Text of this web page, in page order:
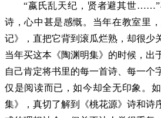
“嬴氏乱天纪，贤者避其世
诗，心中甚是感慨。当年在教室里
记》，直把它背到滚瓜烂熟，却很少
当年买这本《陶渊明集》的时候，出
自己肯定将书里的每一首诗、每一个
仅是阅读而已，如今却全无印象。
集》，真切了解到《桃花源》诗和诗